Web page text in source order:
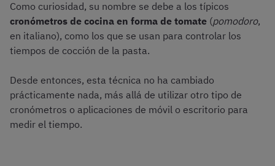
Como curiosidad, su nombre se debe a los típicos
cronómetros de cocina en forma de tomate (pomodoro,
en italiano), como los que se usan para controlar los
tiempos de cocción de la pasta.
Desde entonces, esta técnica no ha cambiado
prácticamente nada, más allá de utilizar otro tipo de
cronómetros o aplicaciones de móvil o escritorio para
medir el tiempo.